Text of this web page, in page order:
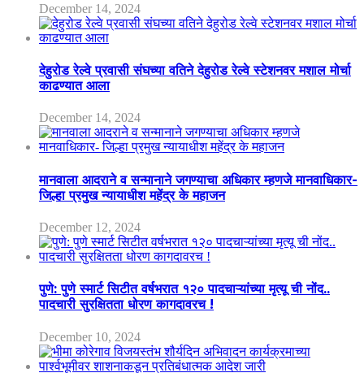
December 14, 2024
देहुरोड रेल्वे प्रवासी संघच्या वतिने देहुरोड रेल्वे स्टेशनवर मशाल मोर्चा
काढण्यात आला
December 14, 2024
मानवाला आदराने व सन्मानाने जगण्याचा अधिकार म्हणजे मानवाधिकार-
जिल्हा प्रमुख न्यायाधीश महेंद्र के महाजन
December 12, 2024
पुणे: पुणे स्मार्ट सिटीत वर्षभरात १२० पादचाऱ्यांच्या मृत्यू ची नोंद..
पादचारी सुरक्षितता धोरण कागदावरच !
December 10, 2024